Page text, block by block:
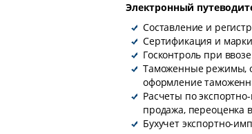
Электронный
Составление и
Сертификация и
Госконтроль при
Таможенные режимы,
оформление
Расчеты по
продажа, переоценка
Бухучет экспортно-